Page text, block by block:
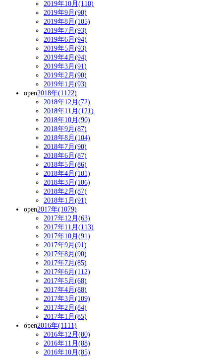
2019年10月(110)
2019年9月(90)
2019年8月(105)
2019年7月(93)
2019年6月(94)
2019年5月(93)
2019年4月(94)
2019年3月(91)
2019年2月(90)
2019年1月(93)
open2018年(1122)
2018年12月(72)
2018年11月(121)
2018年10月(90)
2018年9月(87)
2018年8月(104)
2018年7月(90)
2018年6月(87)
2018年5月(86)
2018年4月(101)
2018年3月(106)
2018年2月(87)
2018年1月(91)
open2017年(1079)
2017年12月(63)
2017年11月(113)
2017年10月(91)
2017年9月(91)
2017年8月(90)
2017年7月(85)
2017年6月(112)
2017年5月(68)
2017年4月(88)
2017年3月(109)
2017年2月(84)
2017年1月(85)
open2016年(1111)
2016年12月(80)
2016年11月(88)
2016年10月(85)